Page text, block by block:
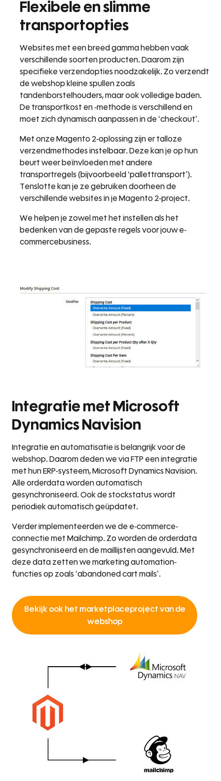
Flexibele en slimme
transportopties
Websites met een breed gamma hebben vaak
verschillende soorten producten. Daarom zijn
specifieke verzendopties noodzakelijk. Zo verzendt
de webshop kleine spullen zoals
tandenborstelhouders, maar ook volledige baden.
De transportkost en -methode is verschillend en
moet zich dynamisch aanpassen in de ‘checkout’.
Met onze Magento 2-oplossing zijn er talloze
verzendmethodes instelbaar. Deze kan je op hun
beurt weer beïnvloeden met andere
transportregels (bijvoorbeeld ‘pallettransport’).
Tenslotte kan je ze gebruiken doorheen de
verschillende websites in je Magento 2-project.
We helpen je zowel met het instellen als het
bedenken van de gepaste regels voor jouw e-
commercebusiness.
Integratie met Microsoft
Dynamics Navision
Integratie en automatisatie is belangrijk voor de
webshop. Daarom deden we via FTP een integratie
met hun ERP-systeem, Microsoft Dynamics Navision.
Alle orderdata worden automatisch
gesynchroniseerd. Ook de stockstatus wordt
periodiek automatisch geüpdatet.
Verder implementeerden we de e-commerce-
connectie met Mailchimp. Zo worden de orderdata
gesynchroniseerd en de maillijsten aangevuld. Met
deze data zetten we marketing automation-
functies op zoals ‘abandoned cart mails’.
Bekijk ook het marketplaceproject van de
webshop